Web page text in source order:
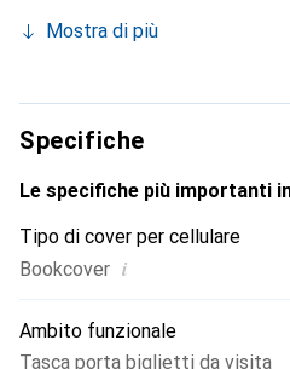
smartphone. Il marchio Noreve
scelta sicura per una clientela
Mostra di più
Specifiche
Le specifiche più importanti
Tipo di cover per cellulare
Bookcover i
Ambito funzionale
Tasca porta biglietti da visita